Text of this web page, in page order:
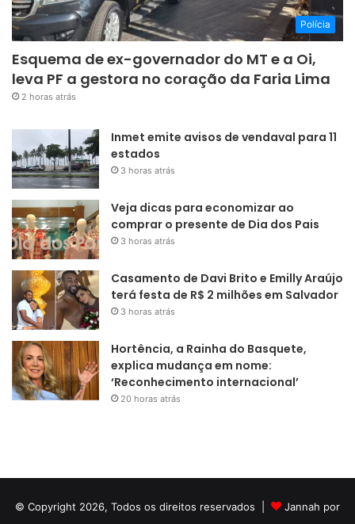
2 horas atrás
estados
3 horas atrás
comprar o presente de Dia dos Pais
3 horas atrás
terá festa de R$ 2 milhões em Salvador
3 horas atrás
explica mudança em nome:
‘Reconhecimento internacional’
20 horas atrás
FacebookInstagramWhatsApp